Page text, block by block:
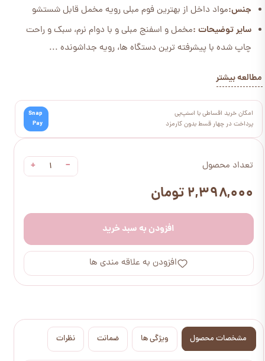
تعداد محصول −
+
۲,۳۹۸,۰۰۰ تومان
افزودن به سبد خرید
افزودن به علاقه مندی ها
جنس:مواد داخل از بهترین فوم مبلی رویه مخمل قابل شستشو
سایر توضیحات :مخمل و اسفنج مبلی و با دوام نرم، سبک و راحت
چاپ شده با پیشرفته ترین دستگاه ها، رویه جداشونده ...
مطالعه بیشتر
امکان خرید اقساطی با اسنپ‌پی
پرداخت در چهار قسط بدون کارمزد
Snap
Pay
مشخصات محصول ویژگی ها ضمانت نظرات